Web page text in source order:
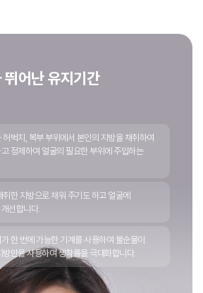
뛰어난 유지기간
벅지, 복부 부위에서 본인의 지방을 채취하여
정제하여 얼굴의 필요한 부위에 주입하는
한 지방으로 채워 주기도 하고 얼굴에
선합니다.
한 번에 가능한 기계를 사용하여 불순물이
만을 사용하여 생착률을 극대화합니다.